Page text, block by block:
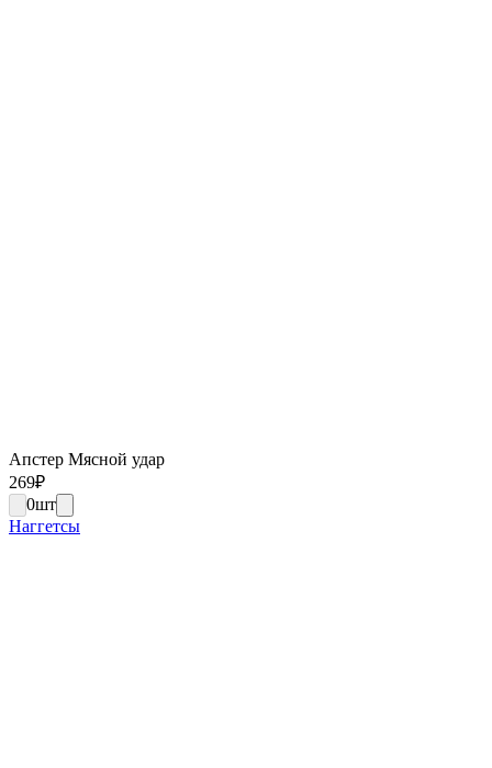
Апстер Мясной удар
269₽
0шт
Наггетсы